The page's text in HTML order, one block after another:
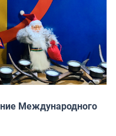
Международного